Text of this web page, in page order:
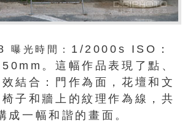
曝光時間： 1/2000s ISO：
50mm。這幅作品表現了點、
結合：門作為面，花壇和文
子和牆上的紋理作為線，共
成一幅和諧的畫面。